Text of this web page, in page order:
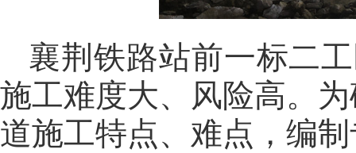
襄荆铁路站前一标二
施工难度大、风险高。
道施工特点、难点，编